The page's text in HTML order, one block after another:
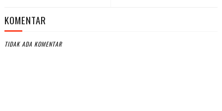
KOMENTAR
TIDAK ADA KOMENTAR